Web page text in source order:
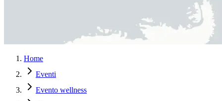
Home
Eventi
Evento wellness